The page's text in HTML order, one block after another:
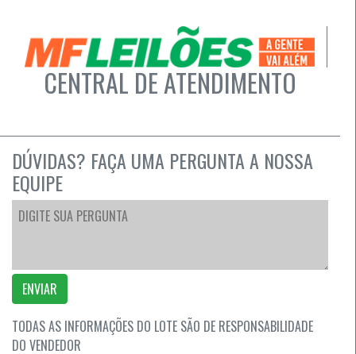
CENTRAL DE ATENDIMENTO
DÚVIDAS? FAÇA UMA PERGUNTA A NOSSA
EQUIPE
ENVIAR
TODAS AS INFORMAÇÕES DO LOTE SÃO DE RESPONSABILIDADE
DO VENDEDOR